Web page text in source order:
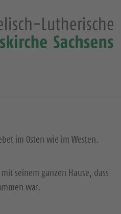
im Osten wie im Westen.
seinem ganzen Hause, dass
war.